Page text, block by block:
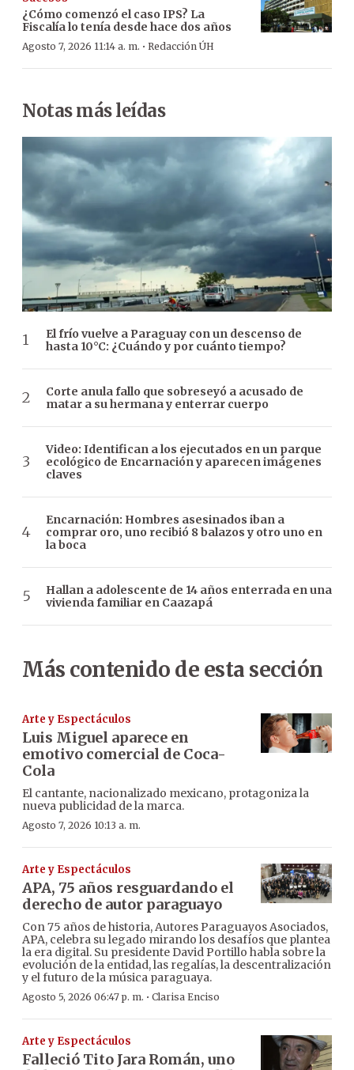
¿Cómo comenzó el caso IPS? La
Fiscalía lo tenía desde hace dos años
Agosto 7, 2026 11:14 a. m. · Redacción ÚH
Notas más leídas
El frío vuelve a Paraguay con un descenso de
hasta 10°C: ¿Cuándo y por cuánto tiempo?
Corte anula fallo que sobreseyó a acusado de
matar a su hermana y enterrar cuerpo
Video: Identifican a los ejecutados en un parque
ecológico de Encarnación y aparecen imágenes
claves
Encarnación: Hombres asesinados iban a
comprar oro, uno recibió 8 balazos y otro uno en
la boca
Hallan a adolescente de 14 años enterrada en una
vivienda familiar en Caazapá
Más contenido de esta sección
Arte y Espectáculos
Luis Miguel aparece en
emotivo comercial de Coca-
Cola
El cantante, nacionalizado mexicano, protagoniza la
nueva publicidad de la marca.
Agosto 7, 2026 10:13 a. m.
Arte y Espectáculos
APA, 75 años resguardando el
derecho de autor paraguayo
Con 75 años de historia, Autores Paraguayos Asociados,
APA, celebra su legado mirando los desafíos que plantea
la era digital. Su presidente David Portillo habla sobre la
evolución de la entidad, las regalías, la descentralización
y el futuro de la música paraguaya.
Agosto 5, 2026 06:47 p. m. · Clarisa Enciso
Arte y Espectáculos
Falleció Tito Jara Román, uno